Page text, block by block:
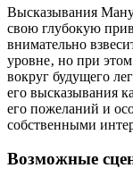
Высказывания
свою глубокую
внимательно
уровне‚ но при
вокруг будущего
его высказывания
его пожеланий и
собственными
Возможные